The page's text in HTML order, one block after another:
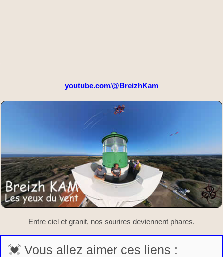
youtube.com/@BreizhKam
Entre ciel et granit, nos sourires deviennent phares.
💓 Vous allez aimer ces liens :